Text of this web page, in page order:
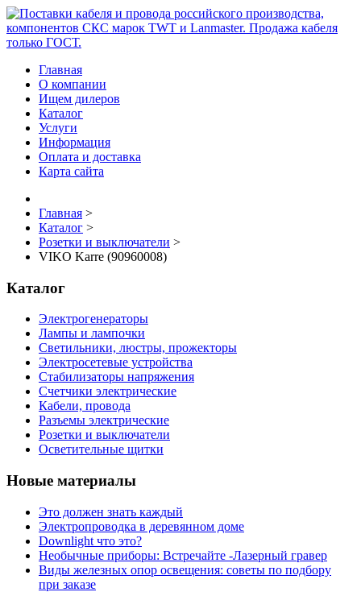
Главная
О компании
Ищем дилеров
Каталог
Услуги
Информация
Оплата и доставка
Карта сайта
Главная >
Каталог >
Розетки и выключатели >
VIKO Karre (90960008)
Каталог
Электрогенераторы
Лампы и лампочки
Светильники, люстры, прожекторы
Электросетевые устройства
Стабилизаторы напряжения
Счетчики электрические
Кабели, провода
Разъемы электрические
Розетки и выключатели
Осветительные щитки
Новые материалы
Это должен знать каждый
Электропроводка в деревянном доме
Downlight что это?
Необычные приборы: Встречайте -Лазерный гравер
Виды железных опор освещения: советы по подбору
при заказе